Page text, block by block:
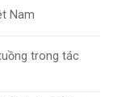
Nam
trong tác